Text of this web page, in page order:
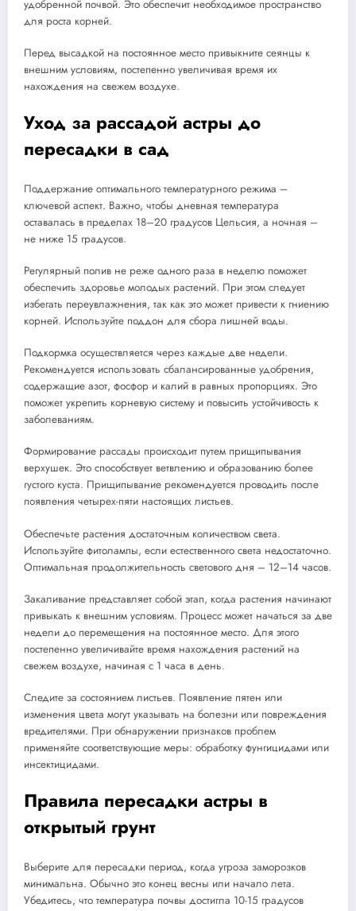
удобренной почвой. Это обеспечит необходимое пространство
для роста корней.
Перед высадкой на постоянное место привыкните сеянцы к
внешним условиям, постепенно увеличивая время их
нахождения на свежем воздухе.
Уход за рассадой астры до
пересадки в сад
Поддержание оптимального температурного режима –
ключевой аспект. Важно, чтобы дневная температура
оставалась в пределах 18–20 градусов Цельсия, а ночная –
не ниже 15 градусов.
Регулярный полив не реже одного раза в неделю поможет
обеспечить здоровье молодых растений. При этом следует
избегать переувлажнения, так как это может привести к гниению
корней. Используйте поддон для сбора лишней воды.
Подкормка осуществляется через каждые две недели.
Рекомендуется использовать сбалансированные удобрения,
содержащие азот, фосфор и калий в равных пропорциях. Это
поможет укрепить корневую систему и повысить устойчивость к
заболеваниям.
Формирование рассады происходит путем прищипывания
верхушек. Это способствует ветвлению и образованию более
густого куста. Прищипывание рекомендуется проводить после
появления четырех-пяти настоящих листьев.
Обеспечьте растения достаточным количеством света.
Используйте фитолампы, если естественного света недостаточно.
Оптимальная продолжительность светового дня – 12–14 часов.
Закаливание представляет собой этап, когда растения начинают
привыкать к внешним условиям. Процесс может начаться за две
недели до перемещения на постоянное место. Для этого
постепенно увеличивайте время нахождения растений на
свежем воздухе, начиная с 1 часа в день.
Следите за состоянием листьев. Появление пятен или
изменения цвета могут указывать на болезни или повреждения
вредителями. При обнаружении признаков проблем
применяйте соответствующие меры: обработку фунгицидами или
инсектицидами.
Правила пересадки астры в
открытый грунт
Выберите для пересадки период, когда угроза заморозков
минимальна. Обычно это конец весны или начало лета.
Убедитесь, что температура почвы достигла 10-15 градусов